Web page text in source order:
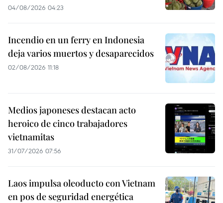
04/08/2026 04:23
Incendio en un ferry en Indonesia
deja varios muertos y desaparecidos
02/08/2026 11:18
Medios japoneses destacan acto
heroico de cinco trabajadores
vietnamitas
31/07/2026 07:56
Laos impulsa oleoducto con Vietnam
en pos de seguridad energética